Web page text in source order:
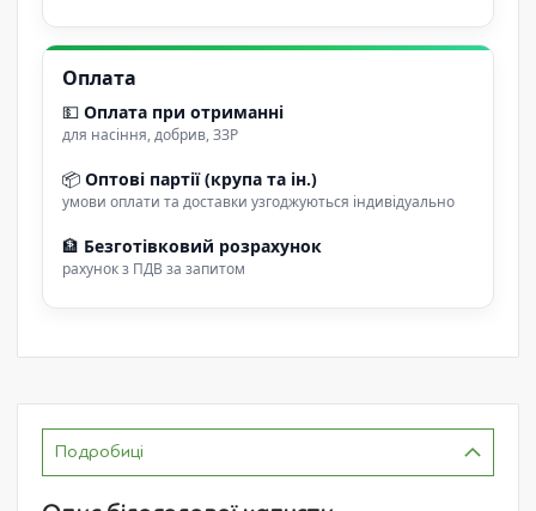
Оплата
💵 Оплата при отриманні
для насіння, добрив, ЗЗР
📦 Оптові партії (крупа та ін.)
умови оплати та доставки узгоджуються індивідуально
🏦 Безготівковий розрахунок
рахунок з ПДВ за запитом
Подробиці